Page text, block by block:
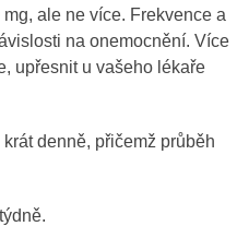
ale ne více. Frekvence a
na onemocnění. Více
upřesnit u vašeho lékaře
denně, přičemž průběh